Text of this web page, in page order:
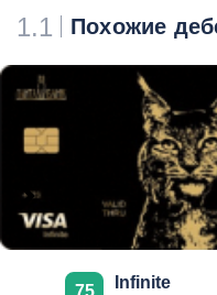
1.1 Похожие
75 Infinite